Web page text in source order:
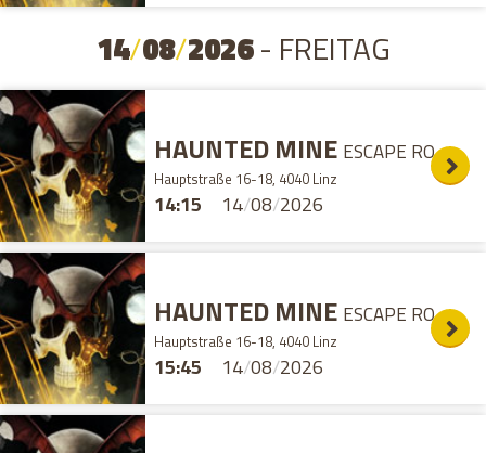
14/08/2026- FREITAG
14/08/2026
14:15
HAUNTED MINE ESCAPE ROOM
Hauptstraße 16-18, 4040 Linz
14/08/2026
15:45
HAUNTED MINE ESCAPE ROOM
Hauptstraße 16-18, 4040 Linz